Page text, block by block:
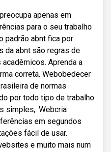
apenas em
para o seu trabalho
padrão abnt fica por
da abnt são regras de
Aprenda a
correta. Webobedecer
de normas
por todo tipo de trabalho
simples,. Webcria
em segundos
fácil de usar.
e muito mais num